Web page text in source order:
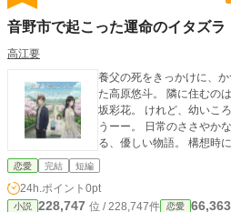
音野市で起こった運命のイタズラ
高江要
養父の死をきっかけに、
た高原悠斗。 隣に住むのはどこか懐かしい雰囲気の女性・高
坂彩花。 けれど、幼いころの幼馴染・佐伯彩花とは名字が違
うーー。 日常のささやかな交流の中で、偶然と必然が交錯す
る、優しい
恋愛 完結 短編
24h.ポイント 0pt
小説 228,747 位 / 228,747件 恋愛 66,363